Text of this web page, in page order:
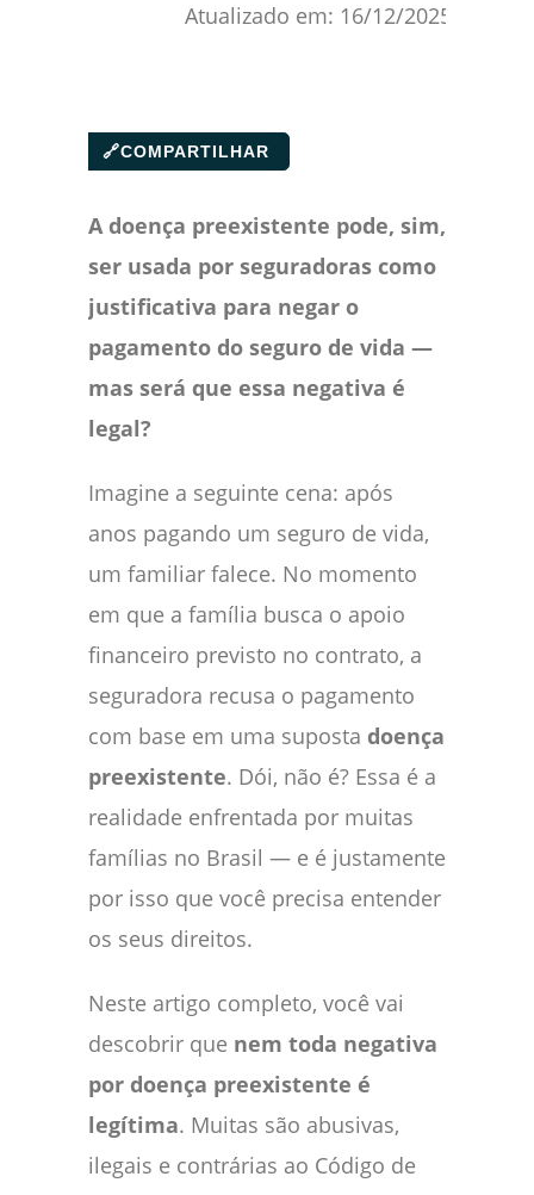
Atualizado em: 16/12/2025
🔗COMPARTILHAR
A doença preexistente pode, sim,
ser usada por seguradoras como
justificativa para negar o
pagamento do seguro de vida —
mas será que essa negativa é
legal?
Imagine a seguinte cena: após
anos pagando um seguro de vida,
um familiar falece. No momento
em que a família busca o apoio
financeiro previsto no contrato, a
seguradora recusa o pagamento
com base em uma suposta doença
preexistente. Dói, não é? Essa é a
realidade enfrentada por muitas
famílias no Brasil — e é justamente
por isso que você precisa entender
os seus direitos.
Neste artigo completo, você vai
descobrir que nem toda negativa
por doença preexistente é
legítima. Muitas são abusivas,
ilegais e contrárias ao Código de